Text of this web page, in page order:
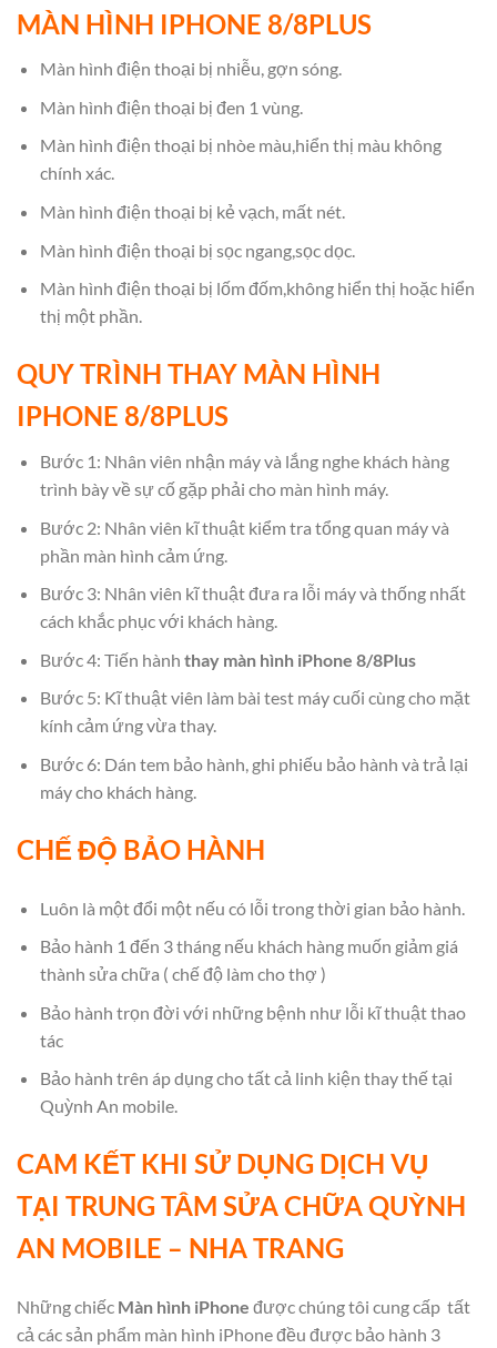
MÀN HÌNH IPHONE 8/8PLUS
Màn hình điện thoại bị nhiễu, gợn sóng.
Màn hình điện thoại bị đen 1 vùng.
Màn hình điện thoại bị nhòe màu,hiển thị màu không
chính xác.
Màn hình điện thoại bị kẻ vạch, mất nét.
Màn hình điện thoại bị sọc ngang,sọc dọc.
Màn hình điện thoại bị lốm đốm,không hiển thị hoặc hiển
thị một phần.
QUY TRÌNH THAY MÀN HÌNH
IPHONE 8/8PLUS
Bước 1: Nhân viên nhận máy và lắng nghe khách hàng
trình bày về sự cố gặp phải cho màn hình máy.
Bước 2: Nhân viên kĩ thuật kiểm tra tổng quan máy và
phần màn hình cảm ứng.
Bước 3: Nhân viên kĩ thuật đưa ra lỗi máy và thống nhất
cách khắc phục với khách hàng.
Bước 4: Tiến hành thay màn hình iPhone 8/8Plus
Bước 5: Kĩ thuật viên làm bài test máy cuối cùng cho mặt
kính cảm ứng vừa thay.
Bước 6: Dán tem bảo hành, ghi phiếu bảo hành và trả lại
máy cho khách hàng.
CHẾ ĐỘ BẢO HÀNH
Luôn là một đổi một nếu có lỗi trong thời gian bảo hành.
Bảo hành 1 đến 3 tháng nếu khách hàng muốn giảm giá
thành sửa chữa ( chế độ làm cho thợ )
Bảo hành trọn đời với những bệnh như lỗi kĩ thuật thao
tác
Bảo hành trên áp dụng cho tất cả linh kiện thay thế tại
Quỳnh An mobile.
CAM KẾT KHI SỬ DỤNG DỊCH VỤ
TẠI TRUNG TÂM SỬA CHỮA QUỲNH
AN MOBILE – NHA TRANG
Những chiếc Màn hình iPhone được chúng tôi cung cấp tất
cả các sản phẩm màn hình iPhone đều được bảo hành 3